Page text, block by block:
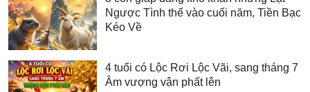
Ngược Tình thế vào cuối năm, Tiền Bạc
Kéo Về
4 tuổi có Lộc Rơi Lộc Vãi, sang tháng 7
Âm vượng vận phất lên